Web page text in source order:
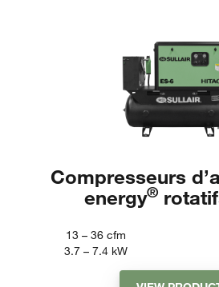
Compresseurs
energy®
13 – 36 cfm
3.7 – 7.4 kW